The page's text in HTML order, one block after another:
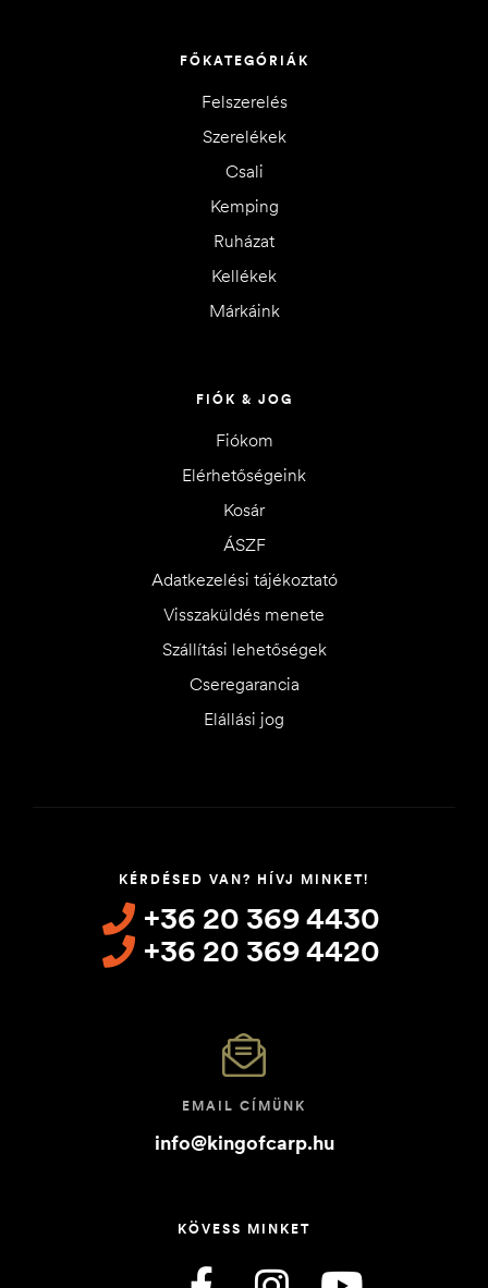
FŐKATEGÓRIÁK
Felszerelés
Szerelékek
Csali
Kemping
Ruházat
Kellékek
Márkáink
FIÓK & JOG
Fiókom
Elérhetőségeink
Kosár
ÁSZF
Adatkezelési tájékoztató
Visszaküldés menete
Szállítási lehetőségek
Cseregarancia
Elállási jog
KÉRDÉSED VAN? HÍVJ MINKET!
+36 20 369 4430
+36 20 369 4420
EMAIL CÍMÜNK
info@kingofcarp.hu
KÖVESS MINKET